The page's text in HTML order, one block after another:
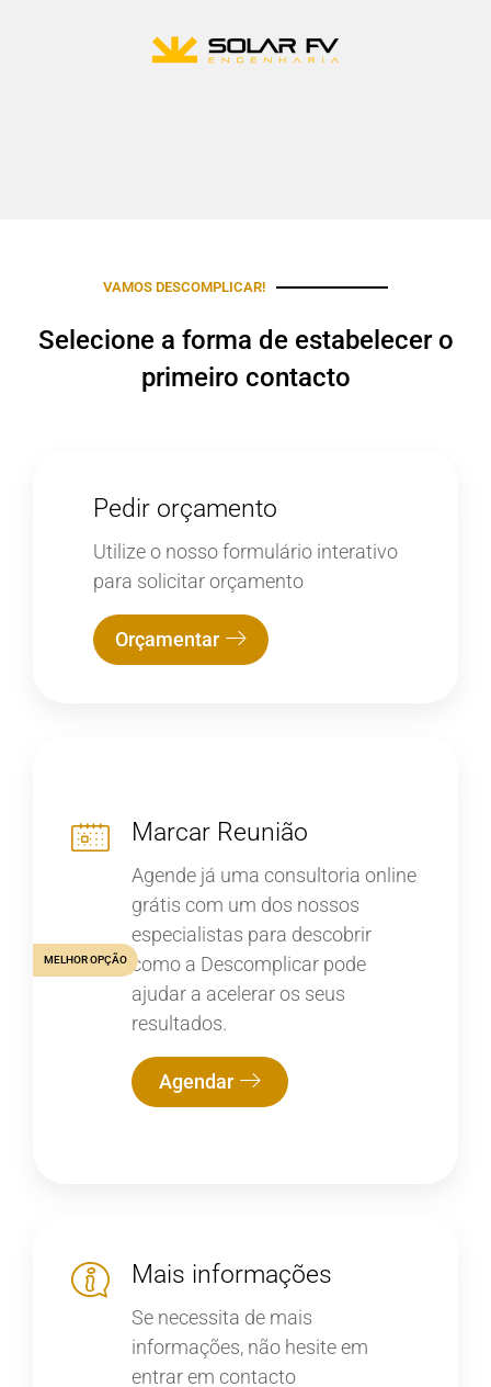
VAMOS DESCOMPLICAR!
Selecione a forma de estabelecer o
primeiro contacto
Pedir orçamento
Utilize o nosso formulário interativo
para solicitar orçamento
Orçamentar
Marcar Reunião
Agende já uma consultoria online
grátis com um dos nossos
especialistas para descobrir
como a Descomplicar pode
ajudar a acelerar os seus
resultados.
Agendar
MELHOR OPÇÃO
Mais informações
Se necessita de mais
informações, não hesite em
entrar em contacto